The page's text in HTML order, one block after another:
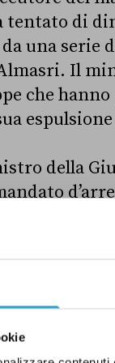
tentato di
da una
Il
che
della
errori e
per